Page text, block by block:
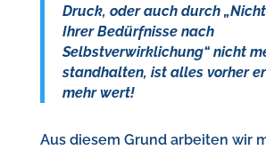
Druck, oder auch durch
Ihrer Bedürfnisse nach
Selbstverwirklichung“ nicht
standhalten, ist alles vorher
mehr wert!
Aus diesem Grund arbeiten wir